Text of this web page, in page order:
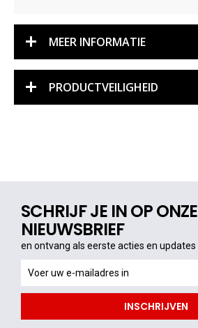
MEER INFORMATIE
PRODUCTVEILIGHEID
SCHRIJF JE IN OP ONZE
NIEUWSBRIEF
en ontvang als eerste acties en updates
ontvang
als
acties
INSCHRIJVEN